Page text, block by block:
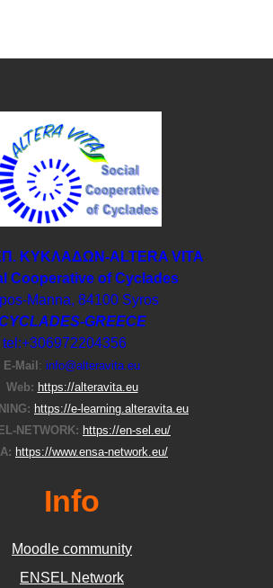
ΚΥΚΛΑΔΩΝ-ΑLTERA VITA
Cooperative of Cyclades
Manna, 84100 Syros
GREECE
tel:+306972204356
E-Μail : info@alteravita.eu
Web: https://alteravita.eu
https://e-learning.alteravita.eu
NETWORK: https://en-sel.eu/
https://www.ensa-network.eu/
Info
Moodle community
ΕΝSEL Network